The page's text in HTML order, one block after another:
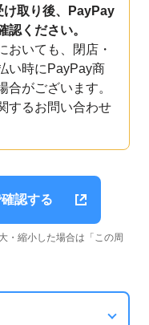
取り後、PayPay
認ください。
おいても、閉店・
い時にPayPay商
合がございます。
するお問い合わせ
認する
・縮小した場合は「この周